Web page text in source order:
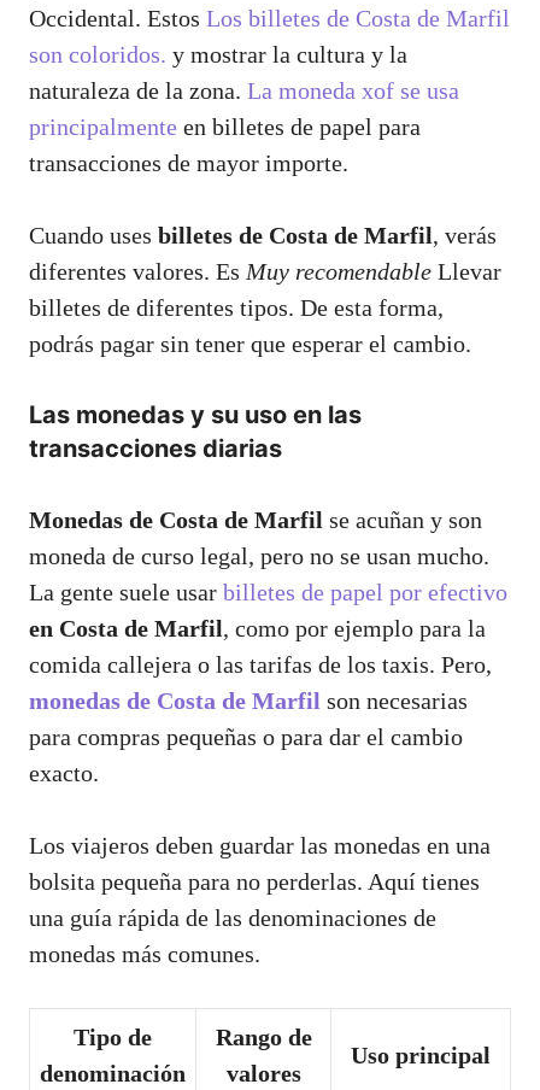
Occidental. Estos Los billetes de Costa de Marfil
son coloridos. y mostrar la cultura y la
naturaleza de la zona. La moneda xof se usa
principalmente en billetes de papel para
transacciones de mayor importe.
Cuando uses billetes de Costa de Marfil, verás
diferentes valores. Es Muy recomendable Llevar
billetes de diferentes tipos. De esta forma,
podrás pagar sin tener que esperar el cambio.
Las monedas y su uso en las
transacciones diarias
Monedas de Costa de Marfil se acuñan y son
moneda de curso legal, pero no se usan mucho.
La gente suele usar billetes de papel por efectivo
en Costa de Marfil, como por ejemplo para la
comida callejera o las tarifas de los taxis. Pero,
monedas de Costa de Marfil son necesarias
para compras pequeñas o para dar el cambio
exacto.
Los viajeros deben guardar las monedas en una
bolsita pequeña para no perderlas. Aquí tienes
una guía rápida de las denominaciones de
monedas más comunes.
Tipo de
denominación
Rango de
valores
Uso principal